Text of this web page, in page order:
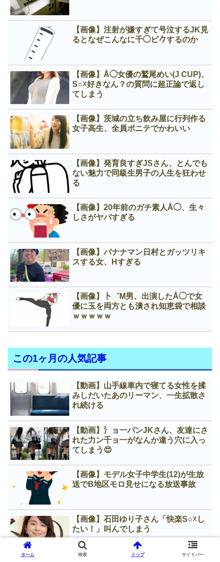
【画像】注射が嫌すぎて号泣するJK見
るとなぜこんなに千◯ピ𠂊するのか
【画像】Å◯女優の鷲尾めい(J CUP)、
S○☓好きなん？の質問に超正論で返し
てしまう
【画像】茨城の立ち飲み屋に行列作る
女子高生、全員ポニテでかわいい
【画像】発育良すぎJSさん、とんでも
ない魅力で同級生男子の人生を狂わせ
る
【画像】20年前のガチ素人Å◯、生々
しさがヤバすぎる
【画像】バナナマン日村とガッツリキ
スする女、Нすぎる
【画像】卜゛M男、出演したÅ◯で女
優に玉を両方とも潰され知恵袋で相談
ｗｗｗｗｗ
この1ヶ月の人気記事
【動画】山手線車内で寝てる女性を揉
みしだいたあのリーマン、一生拡散さ
れ続ける
【動画】氵ョ一パンJKさん、友達にさ
れた力ン千ョ一がなんか違う穴に入っ
てしまう😍
【画像】モデル女子中学生(12)が生放
送でB地区モロ見せになる放送事故
【画像】石田ゆり子さん「快楽S○☓し
たい！」叫んでしまう
ホーム 検索 トップ サイドバー